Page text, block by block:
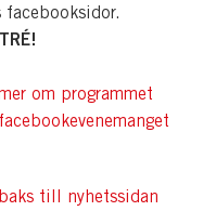
facebooksidor.
om programmet
till nyhetssidan